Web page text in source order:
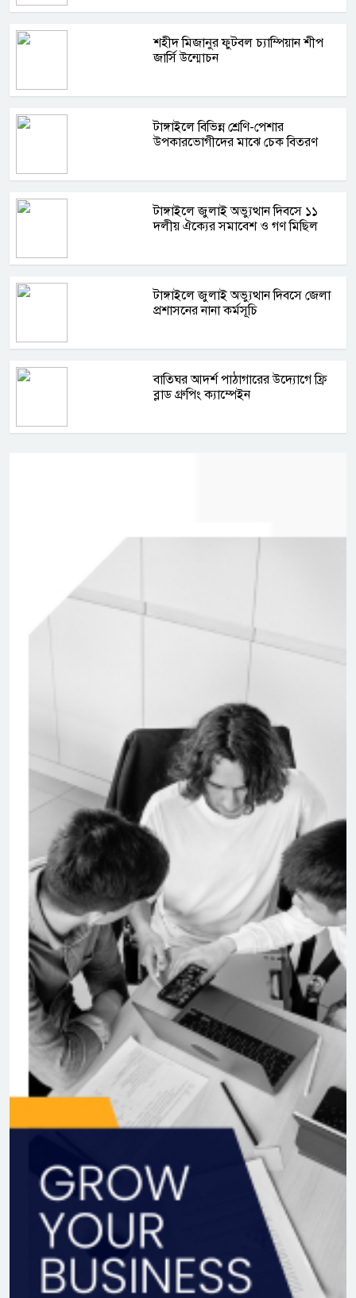
শহীদ মিজানুর ফুটবল চ্যাম্পিয়ান শীপ
জার্সি উন্মোচন
টাঙ্গাইলে বিভিন্ন শ্রেণি-পেশার
উপকারভোগীদের মাঝে চেক বিতরণ
টাঙ্গাইলে জুলাই অভ্যুত্থান দিবসে ১১
দলীয় ঐক্যের সমাবেশ ও গণ মিছিল
টাঙ্গাইলে জুলাই অভ্যুত্থান দিবসে জেলা
প্রশাসনের নানা কর্মসূচি
বাতিঘর আদর্শ পাঠাগারের উদ্যোগে ফ্রি
ব্লাড গ্রুপিং ক্যাম্পেইন